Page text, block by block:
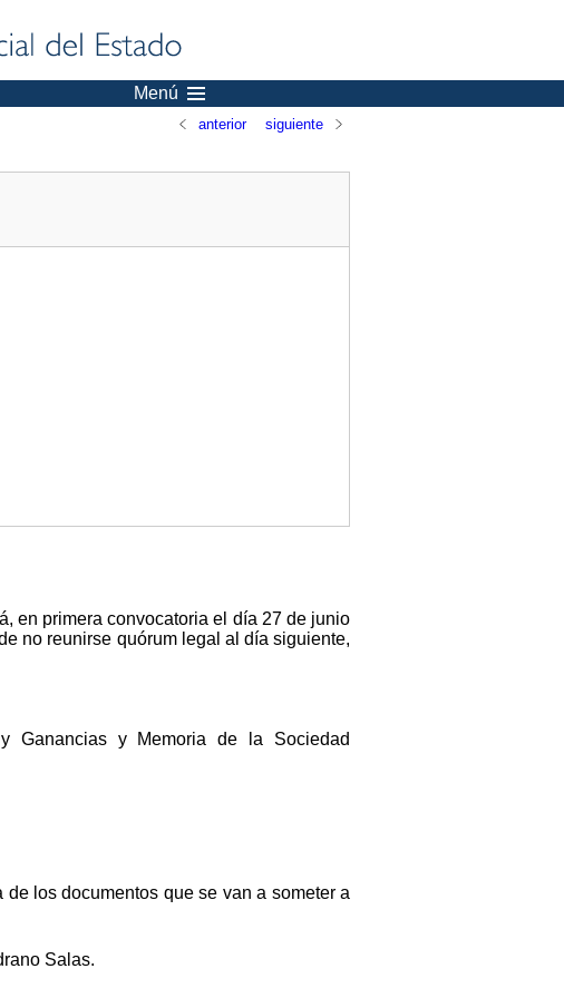
Menú
anterior siguiente
en primera convocatoria el día 27 de junio
no reunirse quórum legal al día siguiente,
Ganancias y Memoria de la Sociedad
los documentos que se van a someter a
Salas.